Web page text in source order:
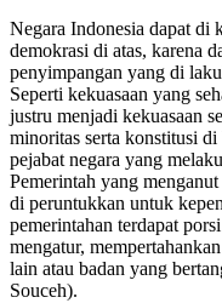
Negara Indonesia dapat di
demokrasi di atas, karena
penyimpangan yang di
Seperti kekuasaan yang
justru menjadi kekuasaan
minoritas serta konstitusi
pejabat negara yang
Pemerintah yang
di peruntukkan untuk
pemerintahan terdapat
mengatur,
lain atau badan yang
Souceh).